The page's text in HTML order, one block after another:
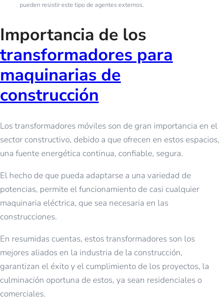
pueden resistir este tipo de agentes externos.
Importancia de los
transformadores para
maquinarias de
construcción
Los transformadores móviles son de gran importancia en el
sector constructivo, debido a que ofrecen en estos espacios,
una fuente energética continua, confiable, segura.
El hecho de que pueda adaptarse a una variedad de
potencias, permite el funcionamiento de casi cualquier
maquinaria eléctrica, que sea necesaria en las
construcciones.
En resumidas cuentas, estos transformadores son los
mejores aliados en la industria de la construcción,
garantizan el éxito y el cumplimiento de los proyectos, la
culminación oportuna de estos, ya sean residenciales o
comerciales.